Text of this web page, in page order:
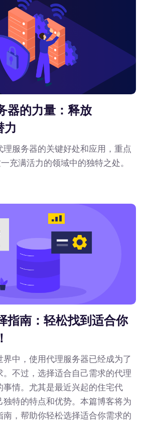
器的力量：释放
力
理服务器的关键好处和应用，重点
充满活力的领域中的独特之处。
指南：轻松找到适合你
中，使用代理服务器已经成为了
。不过，选择适合自己需求的代理
事情。尤其是最近兴起的住宅代
独特的特点和优势。本篇博客将为
南，帮助你轻松选择适合你需求的